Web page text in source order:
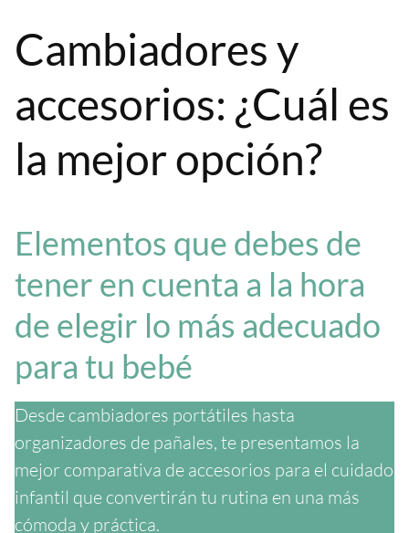
Cambiadores y
accesorios: ¿Cuál es
la mejor opción?
Elementos que debes de
tener en cuenta a la hora
de elegir lo más adecuado
para tu bebé
Desde cambiadores portátiles hasta
organizadores de pañales, te presentamos la
mejor comparativa de accesorios para el cuidado
infantil que convertirán tu rutina en una más
cómoda y práctica.